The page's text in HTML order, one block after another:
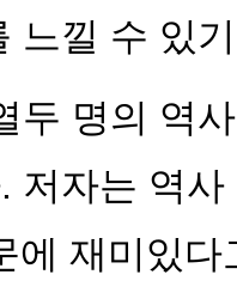
느낄 수 있
두 명의 역
저자는 역
에 재미있